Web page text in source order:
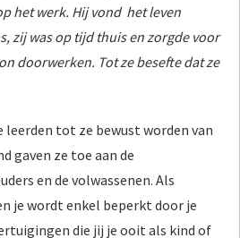
het werk. Hij vond het leven
zij was op tijd thuis en zorgde voor
doorwerken. Tot ze besefte dat ze
leerden tot ze bewust worden van
gaven ze toe aan de
en de volwassenen. Als
je wordt enkel beperkt door je
die jij je ooit als kind of